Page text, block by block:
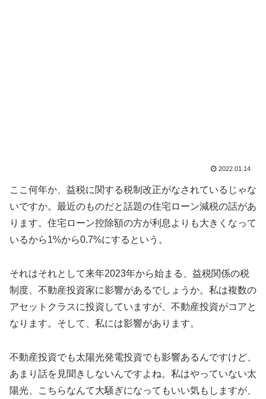
2022.01.14
ここ何年か、益税に関する税制改正がなされているじゃな
いですか。最近のものだと話題の住宅ローン減税の話があ
ります。住宅ローン控除額の方が利息よりも大きくなって
いるから1%から0.7%にするという。
それはそれとして来年2023年から始まる、益税関係の税
制度、不動産投資家に影響があるでしょうか。私は複数の
アセットクラスに投資していますが、不動産投資がコアと
なります。そして、私には影響があります。
不動産投資でも太陽光発電投資でも影響あるんですけど、
あまり話を見聞きしないんですよね。私はやっていない太
陽光、こちらなんて大騒ぎになってもいい気もしますが、